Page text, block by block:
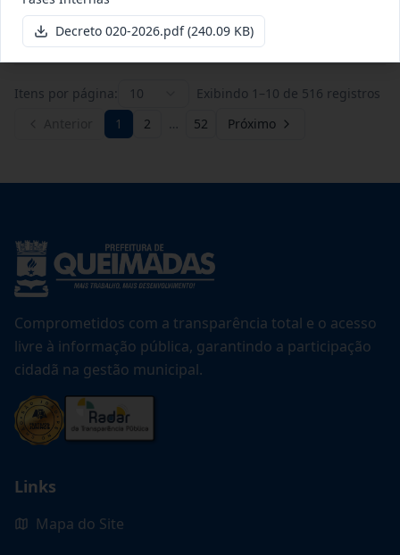
Data:20/07/2026 Ver detalhes
Itens por página: 10 Exibindo 1 –10 de 516 registros
1 2 … 52 Próximo
Comprometidos com a transparência total e o acesso
livre à informação pública, garantindo a participação
cidadã na gestão municipal.
Links
Mapa do Site
Decreto 020-2026.pdf(240.09 KB)